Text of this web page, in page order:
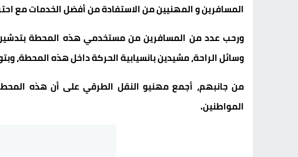
المسافرين و المهنيين من الاستفادة من أفضل الخدمات مع
ورحب عدد من المسافرين من مستخدمي هذه المحطة بتدشين
وسائل الراحة، مشيدين بانسيابية الحركة داخل هذه المحطة،
من جانبهم، أجمع مهنيو النقل الطرقي على أن هذه
المواطنين.